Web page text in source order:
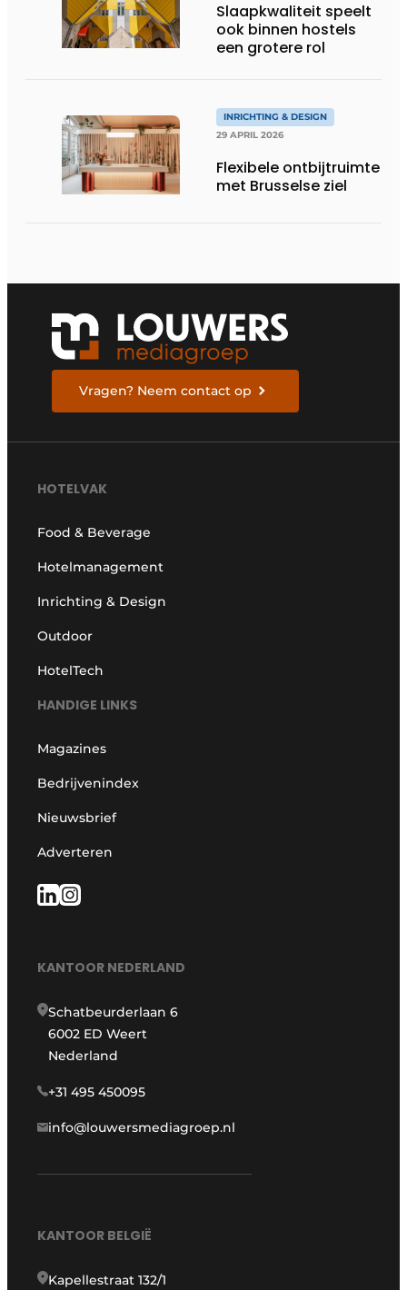
Slaapkwaliteit speelt
ook binnen hostels
een grotere rol
INRICHTING & DESIGN
29 APRIL 2026
Flexibele ontbijtruimte
met Brusselse ziel
Vragen? Neem contact op
HOTELVAK
Food & Beverage
Hotelmanagement
Inrichting & Design
Outdoor
HotelTech
HANDIGE LINKS
Magazines
Bedrijvenindex
Nieuwsbrief
Adverteren
KANTOOR NEDERLAND
Schatbeurderlaan 6
6002 ED Weert
Nederland
+31 495 450095
info@louwersmediagroep.nl
KANTOOR BELGIË
Kapellestraat 132/1